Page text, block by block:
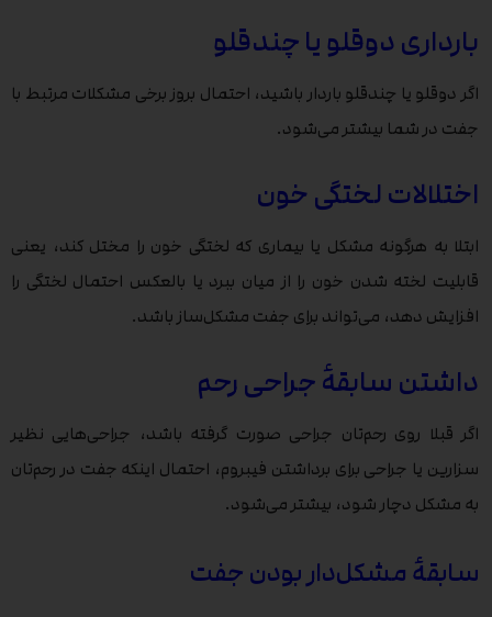
بارداری دوقلو یا چندقلو
اگر دوقلو یا چندقلو باردار باشید، احتمال بروز برخی مشکلات مرتبط با
جفت در شما بیشتر می‌شود.
اختلالات لختگی خون
ابتلا به هرگونه مشکل یا بیماری که لختگی خون را مختل کند، یعنی
قابلیت لخته شدن خون را از میان ببرد یا بالعکس احتمال لختگی را
افزایش دهد، می‌تواند برای جفت مشکل‌ساز باشد.
داشتن سابقۀ جراحی رحم
اگر قبلا روی رحم‌تان جراحی صورت گرفته باشد، جراحی‌هایی نظیر
سزارین یا جراحی برای برداشتن فیبروم، احتمال اینکه جفت در رحم‌تان
به مشکل دچار شود، بیشتر می‌شود.
سابقۀ مشکل‌دار بودن جفت